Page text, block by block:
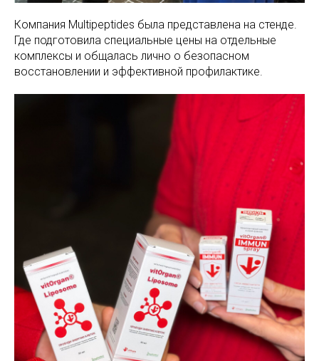
Компания Multipeptides была представлена на стенде.
Где подготовила специальные цены на отдельные
комплексы и общалась лично о безопасном
восстановлении и эффективной профилактике.